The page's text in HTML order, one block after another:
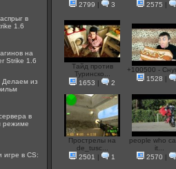
в
1.6
на
Strike 1.6
Делаем из
в
режиме
игре в CS:
2799 | 3
2575 |
Тайд против
Туринско...
1653 | 2
+100500 -
1528 |
Прострелы на
de_tusc...
2501 | 1
people who
it...
2570 |